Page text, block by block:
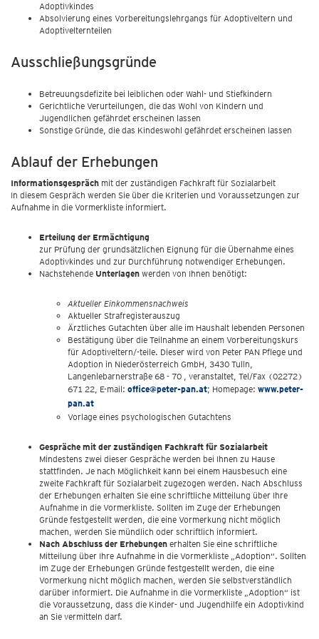
Adoptivkindes
Absolvierung eines Vorbereitungslehrgangs für Adoptiveltern und
Adoptivelternteilen
Ausschließungsgründe
Betreuungsdefizite bei leiblichen oder Wahl- und Stiefkindern
Gerichtliche Verurteilungen, die das Wohl von Kindern und
Jugendlichen gefährdet erscheinen lassen
Sonstige Gründe, die das Kindeswohl gefährdet erscheinen lassen
Ablauf der Erhebungen
Informationsgespräch mit der zuständigen Fachkraft für Sozialarbeit
In diesem Gespräch werden Sie über die Kriterien und Voraussetzungen zur
Aufnahme in die Vormerkliste informiert.
Erteilung der Ermächtigung
zur Prüfung der grundsätzlichen Eignung für die Übernahme eines
Adoptivkindes und zur Durchführung notwendiger Erhebungen.
Nachstehende Unterlagen werden von Ihnen benötigt:
Aktueller Einkommensnachweis
Aktueller Strafregisterauszug
Ärztliches Gutachten über alle im Haushalt lebenden Personen
Bestätigung über die Teilnahme an einem Vorbereitungskurs
für Adoptiveltern/-teile. Dieser wird von Peter PAN Pflege und
Adoption in Niederösterreich GmbH, 3430 Tulln,
Langenlebarnerstraße 68 - 70 , veranstaltet, Tel/Fax (02272)
671 22, E-mail: office@peter-pan.at; Homepage: www.peter-
pan.at
Vorlage eines psychologischen Gutachtens
Gespräche mit der zuständigen Fachkraft für Sozialarbeit
Mindestens zwei dieser Gespräche werden bei Ihnen zu Hause
stattfinden. Je nach Möglichkeit kann bei einem Hausbesuch eine
zweite Fachkraft für Sozialarbeit zugezogen werden. Nach Abschluss
der Erhebungen erhalten Sie eine schriftliche Mitteilung über Ihre
Aufnahme in die Vormerkliste. Sollten im Zuge der Erhebungen
Gründe festgestellt werden, die eine Vormerkung nicht möglich
machen, werden Sie mündlich oder schriftlich informiert.
Nach Abschluss der Erhebungen erhalten Sie eine schriftliche
Mitteilung über Ihre Aufnahme in die Vormerkliste „Adoption“. Sollten
im Zuge der Erhebungen Gründe festgestellt werden, die eine
Vormerkung nicht möglich machen, werden Sie selbstverständlich
darüber informiert. Die Aufnahme in die Vormerkliste „Adoption“ ist
die Voraussetzung, dass die Kinder- und Jugendhilfe ein Adoptivkind
an Sie vermitteln darf.